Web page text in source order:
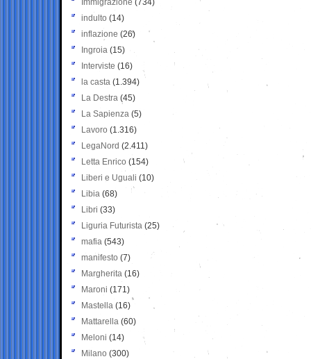
Immigrazione (734)
indulto (14)
inflazione (26)
Ingroia (15)
Interviste (16)
la casta (1.394)
La Destra (45)
La Sapienza (5)
Lavoro (1.316)
LegaNord (2.411)
Letta Enrico (154)
Liberi e Uguali (10)
Libia (68)
Libri (33)
Liguria Futurista (25)
mafia (543)
manifesto (7)
Margherita (16)
Maroni (171)
Mastella (16)
Mattarella (60)
Meloni (14)
Milano (300)